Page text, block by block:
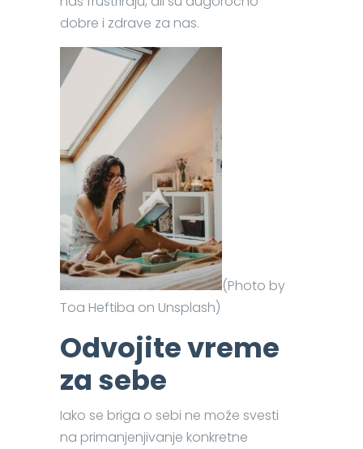
dobre i zdrave za nas.
(Photo by
Toa Heftiba on Unsplash)
Odvojite vreme
za sebe
Iako se briga o sebi ne može svesti
na primanjenjivanje konkretne